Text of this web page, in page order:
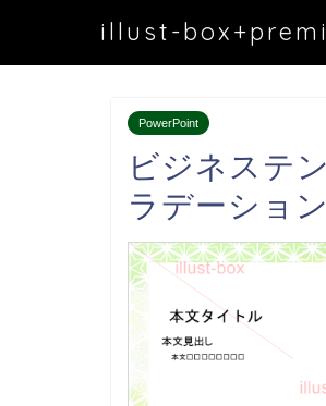
illust-
PowerPoint
ビジネステ
ラデーショ